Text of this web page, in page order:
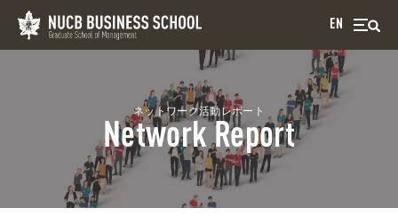
EN
ネットワーク活動レポート
Network Report